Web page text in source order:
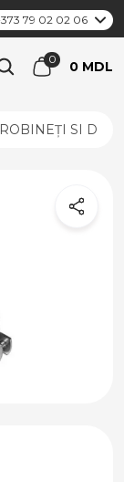
79 02 02 06
0 MDL
SI